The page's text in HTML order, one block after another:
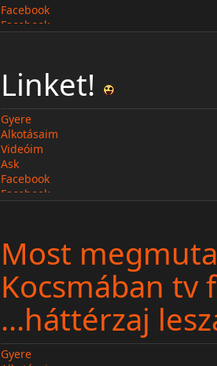
Facebook
Facebook
Linket!
Gyere
Alkotásaim
Videóim
Ask
Facebook
Facebook
Most
Kocsmában tv
...háttérzaj
Gyere